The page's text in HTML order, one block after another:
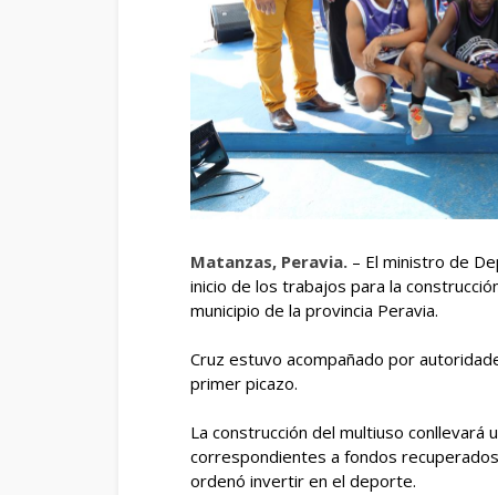
Matanzas, Peravia. – El ministro de
inicio de los trabajos para la
municipio de la provincia Peravia.
Cruz estuvo acompañado por
primer picazo.
La construcción del multiuso conllevará
correspondientes a fondos
ordenó invertir en el deporte.